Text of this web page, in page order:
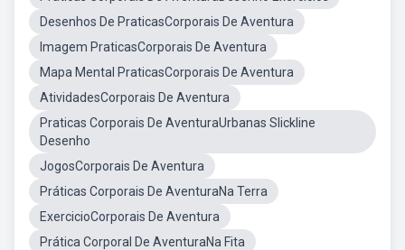
Desenhos De PraticasCorporais De Aventura
Imagem PraticasCorporais De Aventura
Mapa Mental PraticasCorporais De Aventura
AtividadesCorporais De Aventura
Praticas Corporais De AventuraUrbanas Slickline
Desenho
JogosCorporais De Aventura
Práticas Corporais De AventuraNa Terra
ExercicioCorporais De Aventura
Prática Corporal De AventuraNa Fita